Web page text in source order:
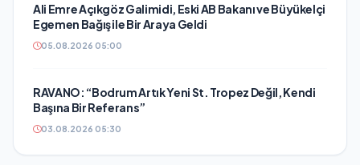
Ali Emre Açıkgöz Galimidi, Eski AB Bakanı ve Büyükelçi
Egemen Bağış ile Bir Araya Geldi
05.08.2026 05:00
RAVANO: “Bodrum Artık Yeni St. Tropez Değil, Kendi
Başına Bir Referans”
03.08.2026 05:30